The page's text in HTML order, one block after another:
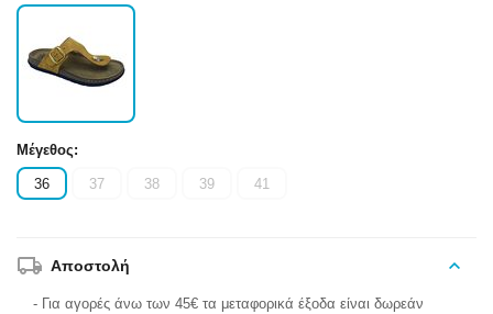
Μέγεθος:
36 37 38 39 41
Αποστολή
- Για αγορές άνω των 45€ τα μεταφορικά έξοδα είναι δωρεάν